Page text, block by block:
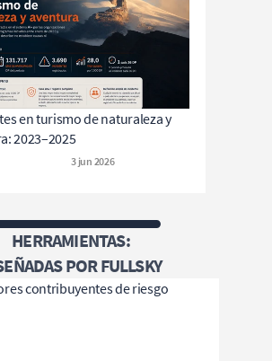
en turismo de naturaleza y
2023–2025
3 jun 2026
HERRAMIENTAS:
POR FULLSKY
contribuyentes de riesgo